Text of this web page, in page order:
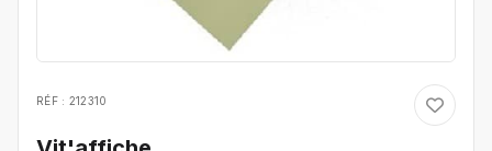
RÉF : 212310